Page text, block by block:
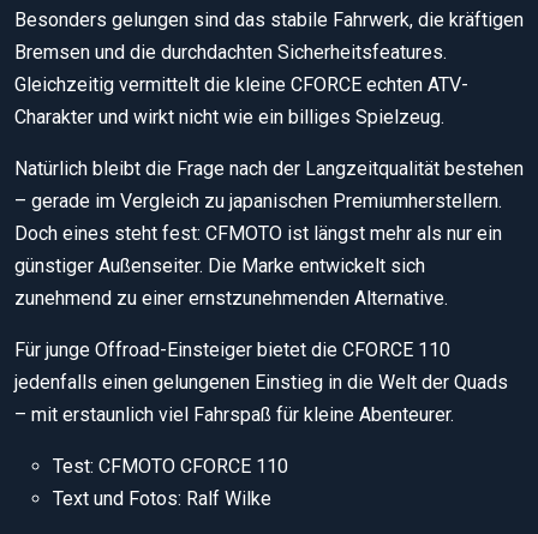
Besonders gelungen sind das stabile Fahrwerk, die kräftigen
Bremsen und die durchdachten Sicherheitsfeatures.
Gleichzeitig vermittelt die kleine CFORCE echten ATV-
Charakter und wirkt nicht wie ein billiges Spielzeug.
Natürlich bleibt die Frage nach der Langzeitqualität bestehen
– gerade im Vergleich zu japanischen Premiumherstellern.
Doch eines steht fest: CFMOTO ist längst mehr als nur ein
günstiger Außenseiter. Die Marke entwickelt sich
zunehmend zu einer ernstzunehmenden Alternative.
Für junge Offroad-Einsteiger bietet die CFORCE 110
jedenfalls einen gelungenen Einstieg in die Welt der Quads
– mit erstaunlich viel Fahrspaß für kleine Abenteurer.
Test: CFMOTO CFORCE 110
Text und Fotos: Ralf Wilke